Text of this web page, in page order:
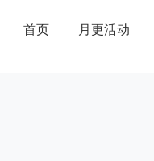
首页 月更活动